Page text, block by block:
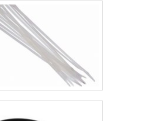
serviços e uma empresa
conquistas adquiridas
investiu em uma estrutura que
com escritório de alta
onde são realizadas as
e biblioteca técnica de
fatores, somados a um
equipe multidisciplinar de